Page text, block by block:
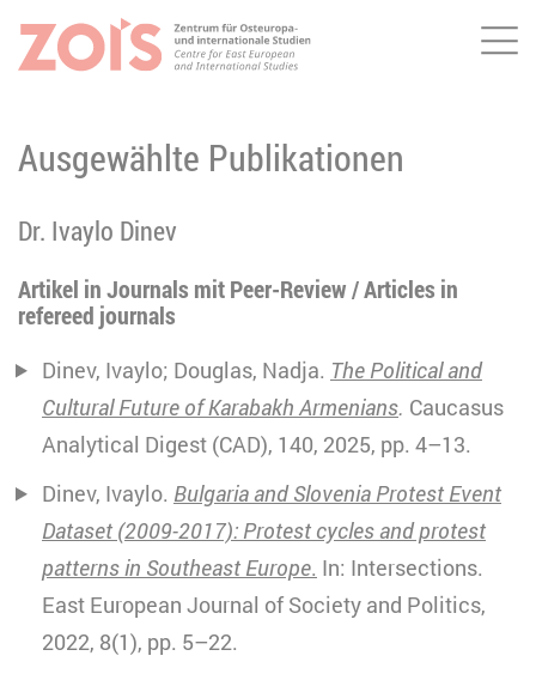
ZUM HAUPTINHALT SPRINGEN
ZUR SUCHE SPRINGEN
Ausgewählte Publikationen
Dr. Ivaylo Dinev
Artikel in Journals mit Peer-Review / Articles in
refereed journals
Dinev, Ivaylo; Douglas, Nadja. The Political and
Cultural Future of Karabakh Armenians. Caucasus
Analytical Digest (CAD), 140, 2025, pp. 4–13.
Dinev, Ivaylo. Bulgaria and Slovenia Protest Event
Dataset (2009-2017): Protest cycles and protest
patterns in Southeast Europe. In: Intersections.
East European Journal of Society and Politics,
2022, 8(1), pp. 5–22.